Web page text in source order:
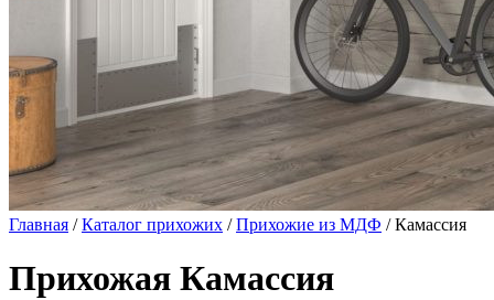
Главная /Каталог прихожих /Прихожие из МДФ / Камассия
Прихожая Камассия